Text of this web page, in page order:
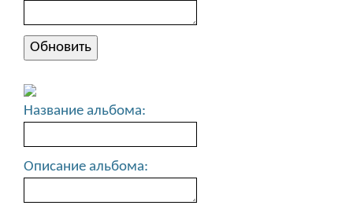
Название альбома:
Описание альбома: